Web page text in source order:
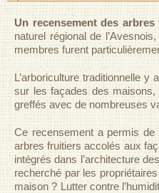
Un recensement des
naturel régional de
membres furent
L’arboriculture traditionnelle
sur les façades des
greffés avec de nombreuses
Ce recensement a permis
arbres fruitiers accolés aux
intégrés dans l’architecture
recherché par les
maison ? Lutter contre